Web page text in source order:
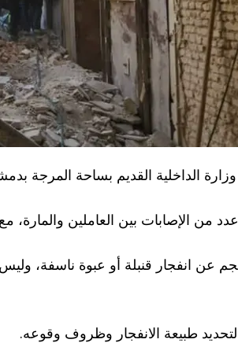
الداخلية القديم بساحة المرجة
من الإصابات بين العاملين
عن انفجار قنبلة أو عبوة ناسفة، وليس
طبيعة الانفجار وظروف وقوعه.